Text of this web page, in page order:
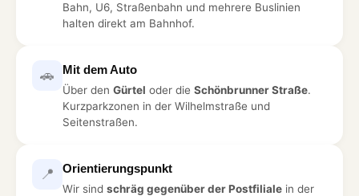
Bahn, U6, Straßenbahn und mehrere Buslinien
halten direkt am Bahnhof.
🚗 Mit dem Auto
Über den Gürtel oder die Schönbrunner Straße.
Kurzparkzonen in der Wilhelmstraße und
Seitenstraßen.
📍 Orientierungspunkt
Wir sind schräg gegenüber der Postfiliale in der